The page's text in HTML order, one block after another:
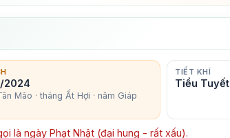
2024
Mão · tháng Ất Hợi · năm Giáp
TIẾT KHÍ
Tiểu Tuyết
là ngày Phạt Nhật (đại hung - rất xấu).